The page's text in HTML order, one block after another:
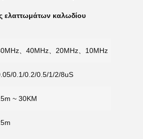
ελαττωμάτων καλωδίου
、40MHz、20MHz、10MHz
0.1/0.2/0.5/1/2/8uS
~ 30KM